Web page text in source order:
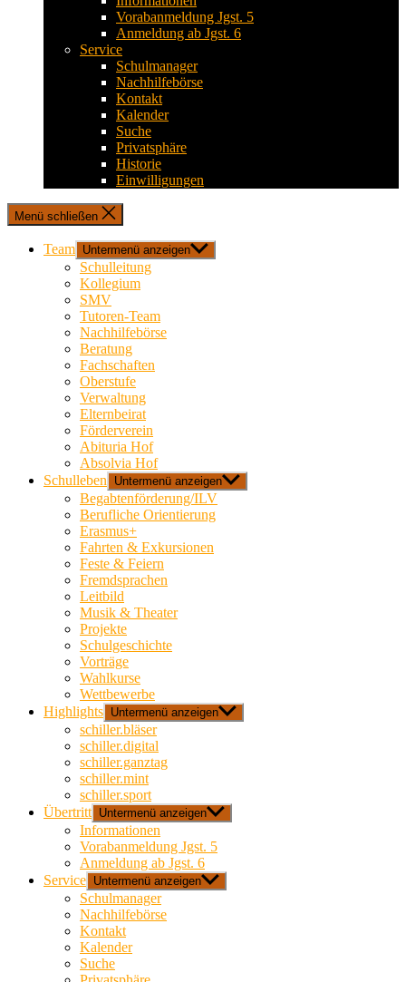
Vorabanmeldung Jgst. 5
Anmeldung ab Jgst. 6
Service
Schulmanager
Nachhilfebörse
Kontakt
Kalender
Suche
Privatsphäre
Historie
Einwilligungen
Menü schließen
Team Untermenü anzeigen
Schulleitung
Kollegium
SMV
Tutoren-Team
Nachhilfebörse
Beratung
Fachschaften
Oberstufe
Verwaltung
Elternbeirat
Förderverein
Abituria Hof
Absolvia Hof
Schulleben
Untermenü anzeigen
Begabtenförderung/ILV
Berufliche Orientierung
Erasmus+
Fahrten & Exkursionen
Feste & Feiern
Fremdsprachen
Leitbild
Musik & Theater
Projekte
Schulgeschichte
Vorträge
Wahlkurse
Wettbewerbe
Highlights Untermenü anzeigen
schiller.bläser
schiller.digital
schiller.ganztag
schiller.mint
schiller.sport
Übertritt Untermenü anzeigen
Informationen
Vorabanmeldung Jgst. 5
Anmeldung ab Jgst. 6
Service Untermenü anzeigen
Schulmanager
Nachhilfebörse
Kontakt
Kalender
Suche